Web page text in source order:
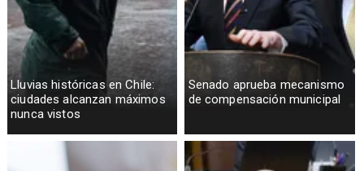
Lluvias históricas en Chile:
ciudades alcanzan máximos
nunca vistos
Senado aprueba mecanismo
de compensación municipal